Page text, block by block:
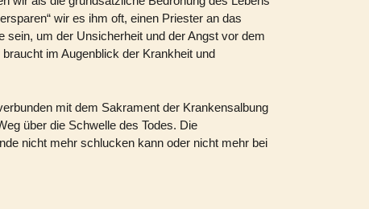
wir es ihm oft, einen Priester an das
sein, um der Unsicherheit und der Angst vor dem
im Augenblick der Krankheit und
mit dem Sakrament der Krankensalbung
über die Schwelle des Todes. Die
nicht mehr schlucken kann oder nicht mehr bei